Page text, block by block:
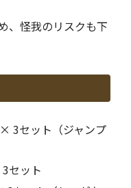
、怪我のリスクも下
3セット（ジャンプ
セット